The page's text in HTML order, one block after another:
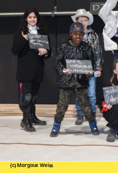
(c) Margaux Weiss